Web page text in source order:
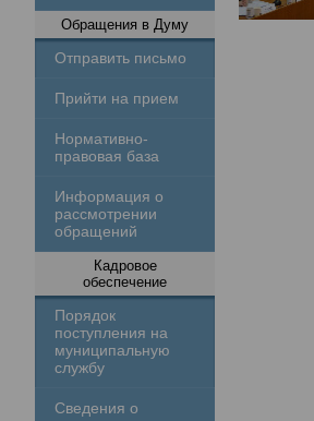
Обращения в Думу
Отправить письмо
Прийти на прием
Нормативно-
правовая база
Информация о
рассмотрении
обращений
Кадровое
обеспечение
Порядок
поступления на
муниципальную
службу
Сведения о